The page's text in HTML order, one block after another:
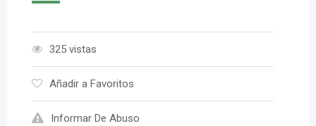
325 vistas
Añadir a Favoritos
Informar De Abuso